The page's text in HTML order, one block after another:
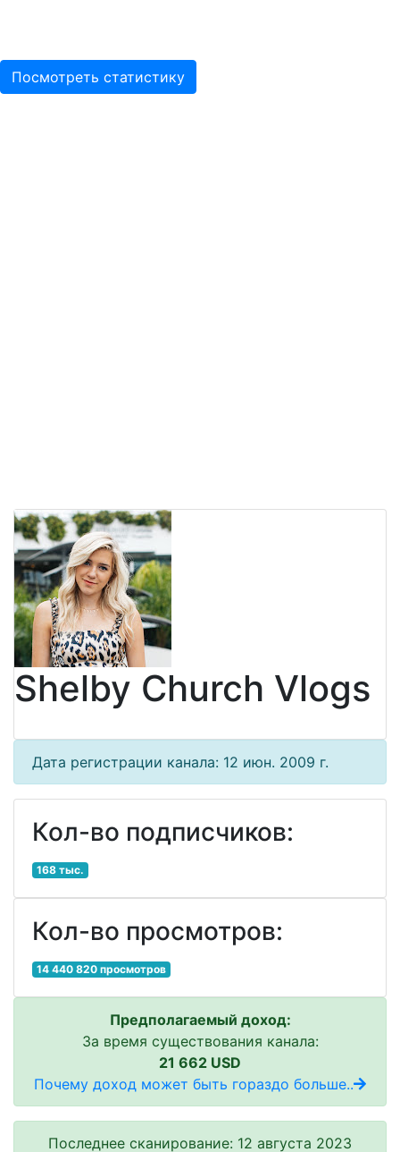
Посмотреть статистику
Shelby Church Vlogs
Дата регистрации канала: 12 июн. 2009 г.
Кол-во подписчиков:
168 тыс.
Кол-во просмотров:
14 440 820 просмотров
Предполагаемый доход:
За время существования канала:
21 662 USD
Почему доход может быть гораздо больше..
Последнее сканирование: 12 августа 2023